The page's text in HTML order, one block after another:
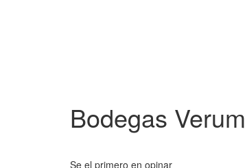
Bodegas Verum
Se el primero en opinar